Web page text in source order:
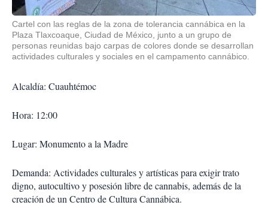
Cartel con las reglas de la zona de tolerancia cannábica en la
Plaza Tlaxcoaque, Ciudad de México, junto a un grupo de
personas reunidas bajo carpas de colores donde se desarrollan
actividades culturales y sociales en el campamento cannábico.
Alcaldía: Cuauhtémoc
Hora: 12:00
Lugar: Monumento a la Madre
Demanda: Actividades culturales y artísticas para exigir trato
digno, autocultivo y posesión libre de cannabis, además de la
creación de un Centro de Cultura Cannábica.